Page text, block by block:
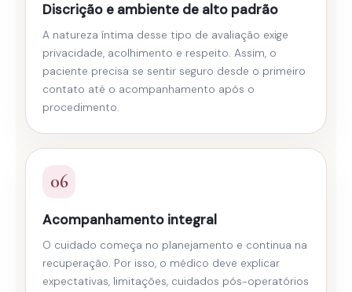
Discrição e ambiente de alto padrão
A natureza íntima desse tipo de avaliação exige
privacidade, acolhimento e respeito. Assim, o
paciente precisa se sentir seguro desde o primeiro
contato até o acompanhamento após o
procedimento.
06
Acompanhamento integral
O cuidado começa no planejamento e continua na
recuperação. Por isso, o médico deve explicar
expectativas, limitações, cuidados pós-operatórios